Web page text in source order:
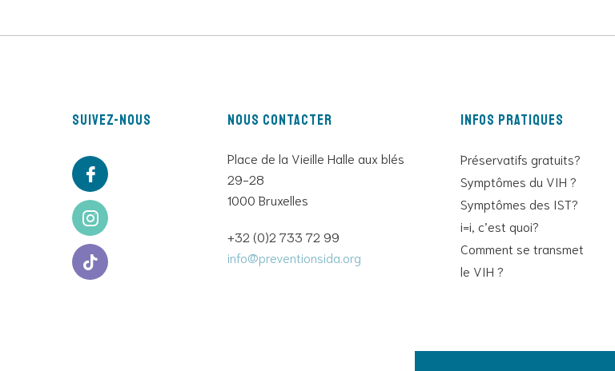
Suivez-nous Nous contacter
Place de la Vieille Halle aux blés
29-28
1000 Bruxelles
+32 (0)2 733 72 99
info@preventionsida.org
Infos pratiques
Préservatifs gratuits?
Symptômes du VIH ?
Symptômes des IST?
i=i, c’est quoi?
Comment se transmet
le VIH ?